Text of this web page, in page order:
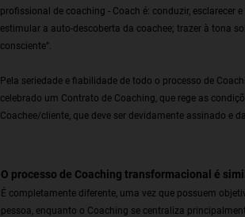
profissional de coaching - Coach é: conduzir, esclarecer
estimular a auto-descoberta da coachee; trazer à tona
consciente”.
Pela seriedade e fiabilidade de todo o processo de
celebrado um Contrato de Coaching, que rege as
Coachee/cliente, que deve ser devidamente assinado e
O processo de Coaching transformacional é
É completamente diferente, uma vez que possuem
pessoa, enquanto o Coaching se centraliza